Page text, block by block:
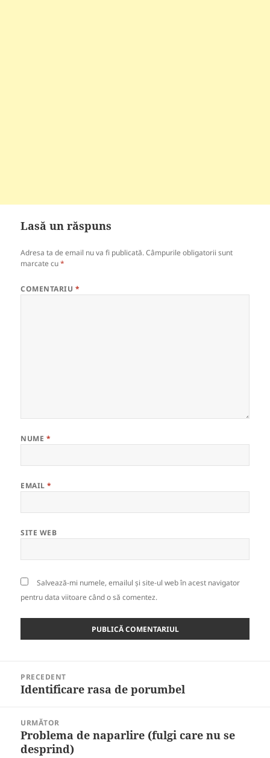
Lasă un răspuns
Adresa ta de email nu va fi publicată. Câmpurile obligatorii sunt
marcate cu*
COMENTARIU *
NUME *
EMAIL*
SITE WEB
Salvează-mi numele, emailul și site-ul web în acest navigator
pentru data viitoare când o să comentez.
articole
PRECEDENT
Articolul
Identificare rasa de porumbel
URMĂTOR
Articolul
următor:
Problema de naparlire (fulgi care nu se
desprind)